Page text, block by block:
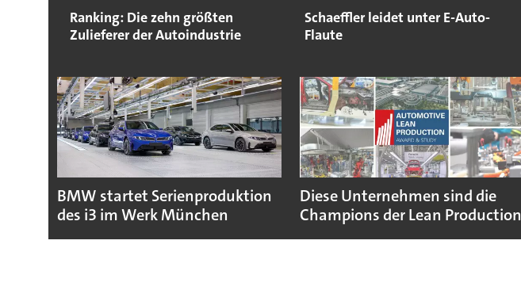
Ranking: Die zehn größten
Zulieferer der Autoindustrie
Schaeffler leidet unter E-Auto-
Flaute
BMW startet Serienproduktion
des i3 im Werk München
Diese Unternehmen sind die
Champions der Lean Production